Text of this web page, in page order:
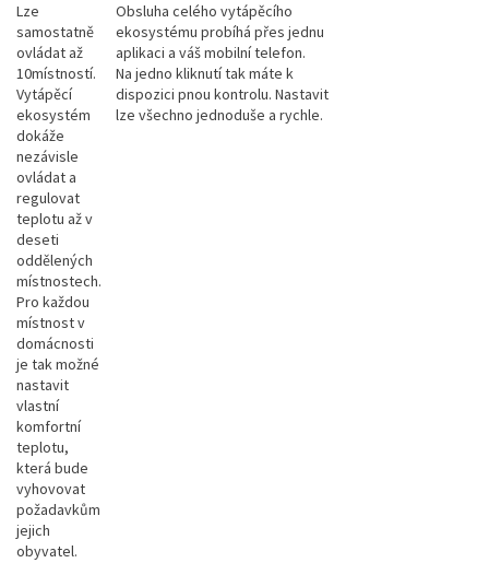
Lze
samostatně
ovládat až
10místností.
Vytápěcí
ekosystém
dokáže
nezávisle
ovládat a
regulovat
teplotu až v
deseti
oddělených
místnostech.
Pro každou
místnost v
domácnosti
je tak možné
nastavit
vlastní
komfortní
teplotu,
která bude
vyhovovat
požadavkům
jejich
obyvatel.
Obsluha celého vytápěcího
ekosystému probíhá přes jednu
aplikaci a váš mobilní telefon.
Na jedno kliknutí tak máte k
dispozici pnou kontrolu. Nastavit
lze všechno jednoduše a rychle.